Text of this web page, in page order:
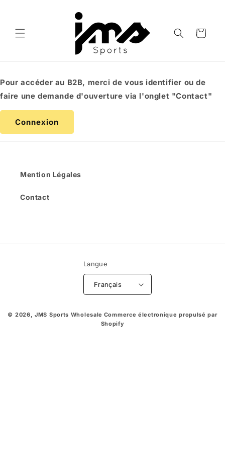
contenu
Panier
Pour accéder au B2B, merci de vous identifier ou de
faire une demande d'ouverture via l'onglet "Contact"
Connexion
Mention Légales
Contact
Langue
Français
© 2026,JMS Sports Wholesale Commerce électronique propulsé par
Shopify